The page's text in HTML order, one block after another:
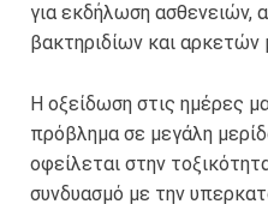
για εκδήλωση ασθενειών,
βακτηριδίων και αρκετών
Η οξείδωση στις ημέρες
πρόβλημα σε μεγάλη
οφείλεται στην
συνδυασμό με την